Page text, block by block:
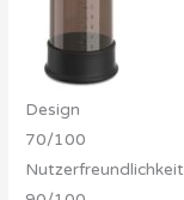
Design
70/100
Nutzerfreundlichkeit